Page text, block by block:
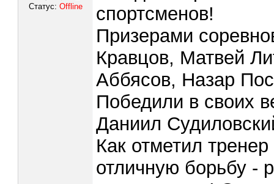
Статус:Offline
спортсменов!
Призерами
Кравцов, Матвей
Аббясов, Назар
Победили в своих
Даниил
Как отметил
отличную борьбу -